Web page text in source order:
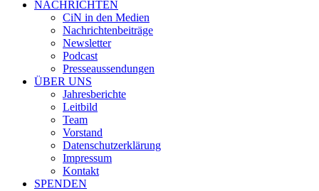
NACHRICHTEN
CiN in den Medien
Nachrichtenbeiträge
Newsletter
Podcast
Presseaussendungen
ÜBER UNS
Jahresberichte
Leitbild
Team
Vorstand
Datenschutzerklärung
Impressum
Kontakt
SPENDEN